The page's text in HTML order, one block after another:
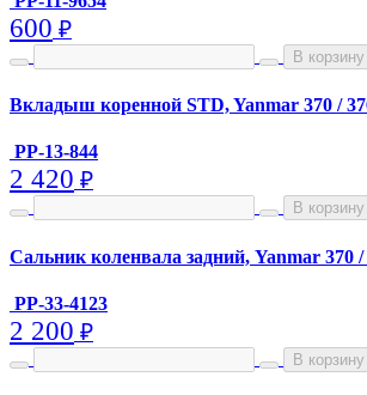
600 ₽
В корзину
Вкладыш коренной STD, Yanmar 370 /
PP-13-844
2 420 ₽
В корзину
Сальник коленвала задний, Yanmar 370 /
PP-33-4123
2 200 ₽
В корзину